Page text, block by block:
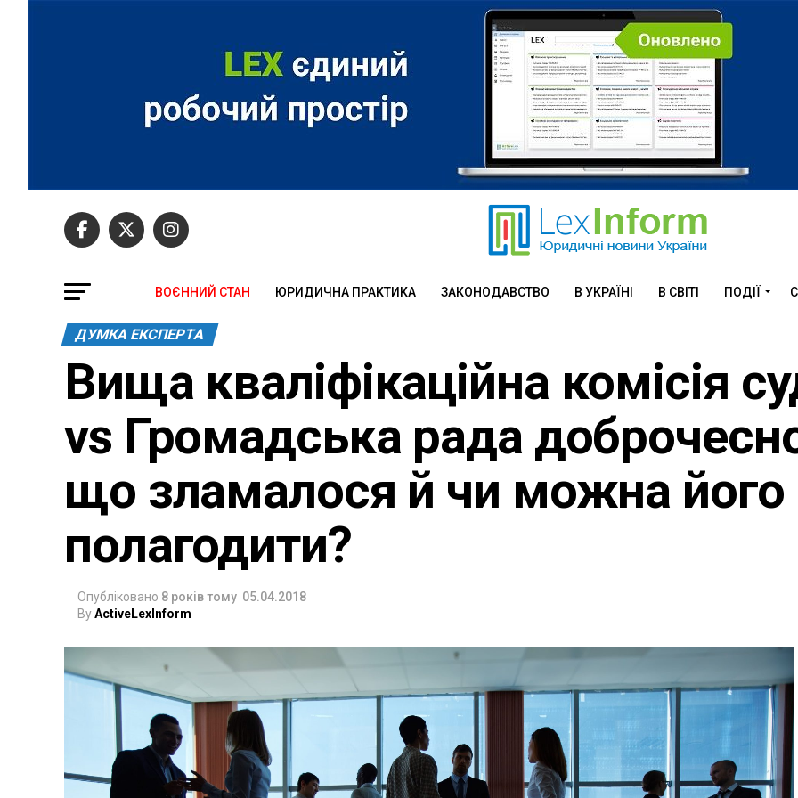
ВОЄННИЙ СТАН ЮРИДИЧНА ПРАКТИКА ЗАКОНОДАВСТВО В УКРАЇНІ В СВІТІ ПОДІЇ
ДУМКА ЕКСПЕРТА
Вища кваліфікаційна комісія
vs Громадська рада
що зламалося й чи можна його
полагодити?
Опубліковано 8 років тому 05.04.2018
ByActiveLexInform